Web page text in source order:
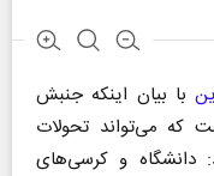
با بیان اینکه جنبش
که می‌تواند تحولات
دانشگاه و کرسی‌های